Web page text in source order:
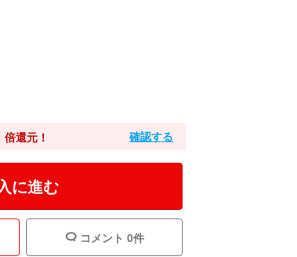
倍還元！ 確認する
に進む
コメント 0件